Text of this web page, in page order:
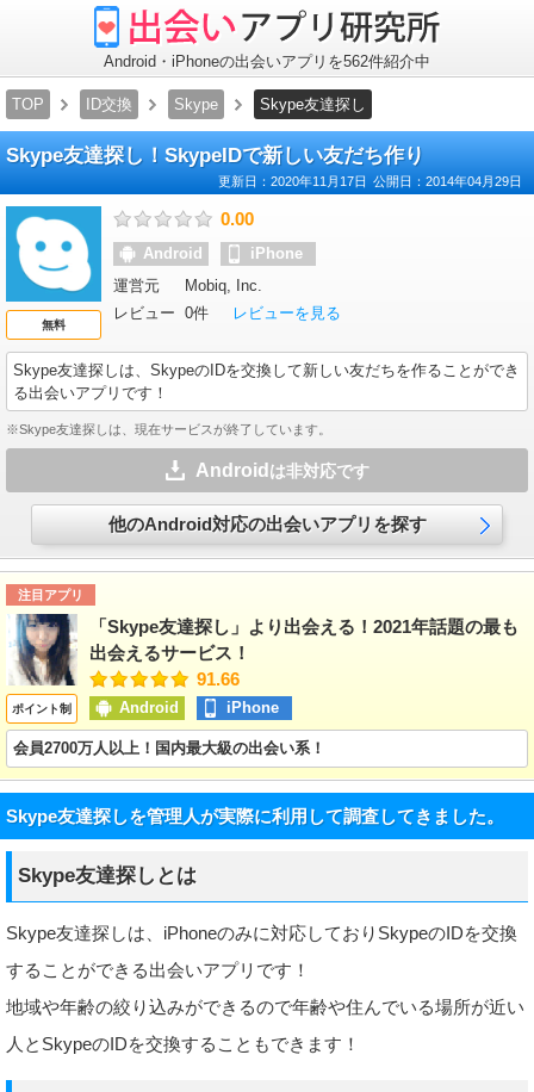
出
い
ア
プ
リ
研
究
Android・iPhoneの出会いアプリを562件紹介中
TOP ID交換 Skype Skype友達探し
Skype友達探し！SkypeIDで新しい友だち作り
更新日： 2020年11月17日 公開日： 2014年04月29日
無料
0.00
Android
iPhone
運営元
Mobiq, Inc.
レビュー 0件 レビューを見る
Skype友達探し は、SkypeのIDを交換して新しい友だちを作ることができ
る出会いアプリです！
※Skype友達探しは、現在サービスが終了しています。
Android は非対応です
他のAndroid対応の出会いアプリを探す
注目アプリ
ポイント制
「Skype友達探し」より出会える！2021年話題の最も
出会えるサービス！
91.66
Android iPhone
会員2700万人以上！国内最大級の出会い系！
Skype友達探しを管理人が実際に利用して調査してきました。
Skype友達探しとは
Skype友達探しは、iPhoneのみに対応しておりSkypeのIDを交換
することができる出会いアプリです！
地域や年齢の絞り込みができるので年齢や住んでいる場所が近い
人とSkypeのIDを交換することもできます！